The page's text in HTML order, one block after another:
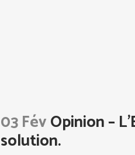
03 FévOpinion –
solution.